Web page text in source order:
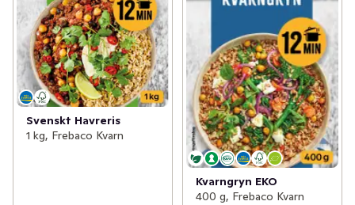
Svenskt Havreris
1 kg, Frebaco Kvarn
Kvarngryn EKO
400 g, Frebaco Kvarn